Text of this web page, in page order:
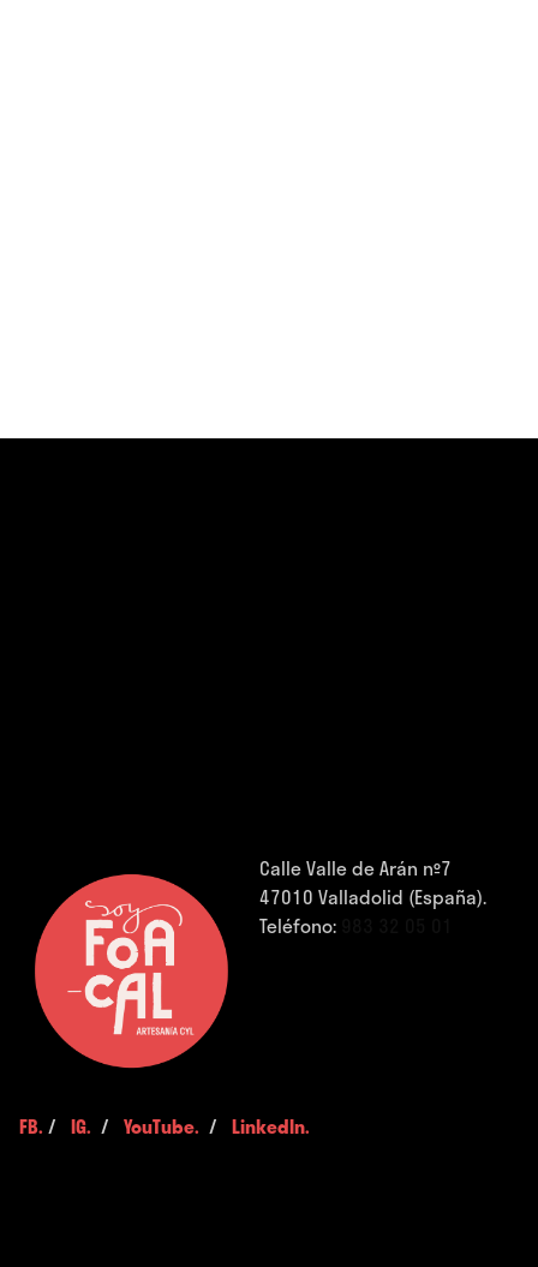
Calle Valle de Arán nº7
47010 Valladolid (España).
Teléfono:
FB. / IG. / YouTube. / LinkedIn.